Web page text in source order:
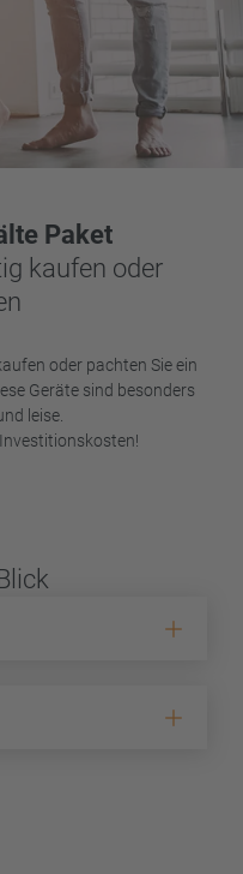
Paket
kaufen oder
oder pachten Sie ein
Geräte sind besonders
leise.